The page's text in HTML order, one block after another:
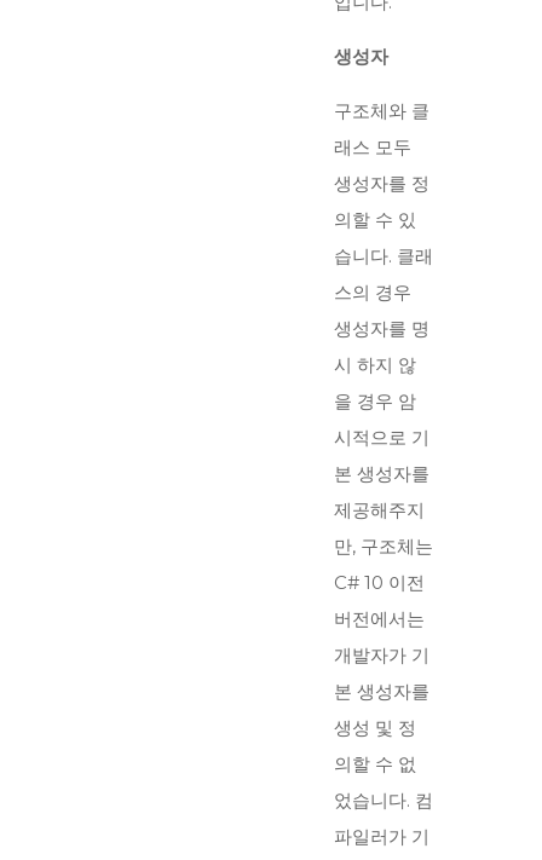
생성자
구조체와 클
래스 모두
생성자를 정
의할 수 있
습니다. 클래
스의 경우
생성자를 명
시 하지 않
을 경우 암
시적으로 기
본 생성자를
제공해주지
만, 구조체는
C# 10 이전
버전에서는
개발자가 기
본 생성자를
생성 및 정
의할 수 없
었습니다. 컴
파일러가 기